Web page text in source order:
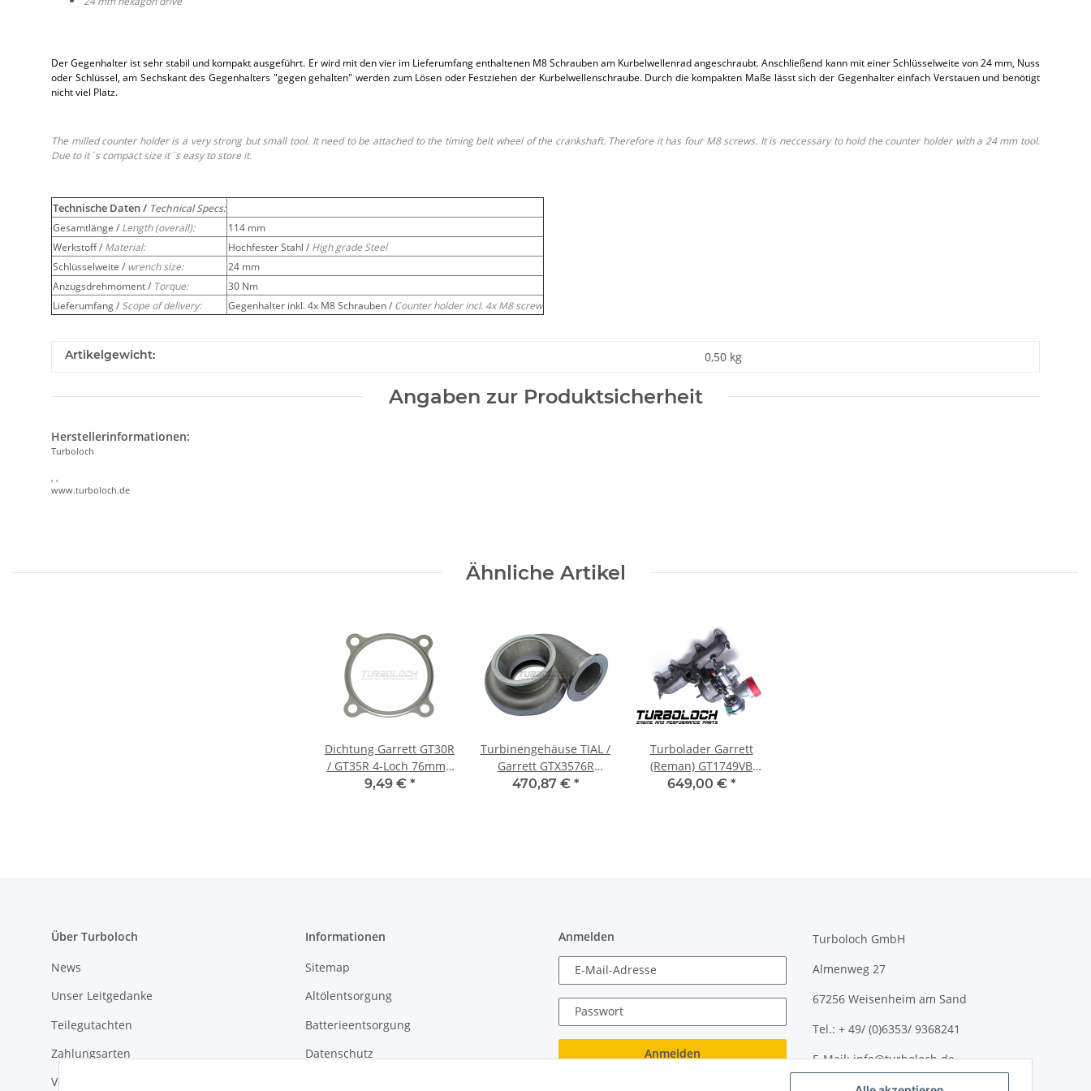
Der Gegenhalter ist sehr stabil und kompakt ausgeführt. Er wird mit den vier im Lieferumfang enthaltenen M8 Schrauben am Kurbelwellenrad angeschraubt. Anschließend kann mit einer Schlüsselweite von 24 mm, Nuss
oder Schlüssel, am Sechskant des Gegenhalters "gegen gehalten" werden zum Lösen oder Festziehen der Kurbelwellenschraube. Durch die kompakten Maße lässt sich der Gegenhalter einfach Verstauen und benötigt
nicht viel Platz.
The milled counter holder is a very strong but small tool. It need to be attached to the timing belt wheel of the crankshaft. Therefore it has four M8 screws. It is neccessary to hold the counter holder with a 24 mm tool.
Due to it´s compact size it´s easy to store it.
Technische Daten / Technical Specs:
Gesamtlänge / Length (overall):
114 mm
Werkstoff / Material: Hochfester Stahl / High grade Steel
Schlüsselweite / wrench size:
24 mm
Anzugsdrehmoment / Torque:
30 Nm
Lieferumfang / Scope of delivery: Gegenhalter inkl. 4x M8 Schrauben / Counter holder incl. 4x M8 screw
Artikelgewicht: 0,50 kg
Angaben zur Produktsicherheit
Herstellerinformationen:
Turboloch
www.turboloch.de
Ähnliche Artikel
Dichtung Garrett GT30R
/ GT35R 4-Loch 76mm /
3" Edelstahl V2A
9,49 € *
Turbinengehäuse TIAL /
Garrett GTX3576R
GTX3582R A/R 0.82
470,87 € *
Turbolader Garrett
(Reman) GT1749VB
(3721992) - 1.9 TDI ARL
649,00 € *
Über Turboloch
News
Unser Leitgedanke
Teilegutachten
Zahlungsarten
Versandkosten & Lieferung
Informationen
Sitemap
Altölentsorgung
Batterieentsorgung
Datenschutz
Anmelden
E-Mail-Adresse
Passwort
Anmelden
Turboloch GmbH
Almenweg 27
67256 Weisenheim am Sand
Tel.: + 49/ (0)6353/ 9368241
E-Mail: info@turboloch.de